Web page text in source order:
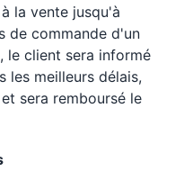
la vente jusqu'à
de commande d'un
le client sera informé
les meilleurs délais,
sera remboursé le